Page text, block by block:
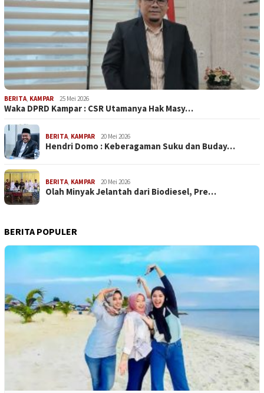
BERITA, KAMPAR 25 Mei 2026
Waka DPRD Kampar : CSR Utamanya Hak Masy…
BERITA, KAMPAR 20 Mei 2026
Hendri Domo : Keberagaman Suku dan Buday…
BERITA, KAMPAR 20 Mei 2026
Olah Minyak Jelantah dari Biodiesel, Pre…
BERITA POPULER